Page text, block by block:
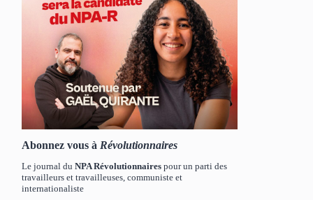
Abonnez vous à Révolutionnaires
Le journal duNPA Révolutionnaires pour un parti des
travailleurs et travailleuses, communiste et
internationaliste